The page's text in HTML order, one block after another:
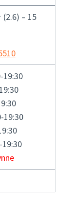
– 15
19:30
19:30
19:30